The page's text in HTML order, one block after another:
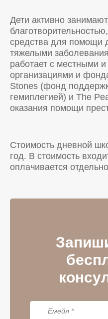
Дети активно
средства для помощи
тяжелыми
работает с местными
организациями и
Stones (фонд
гемиплегией) и The
оказания помощи
Стоимость дневной
год. В стоимость
оплачивается